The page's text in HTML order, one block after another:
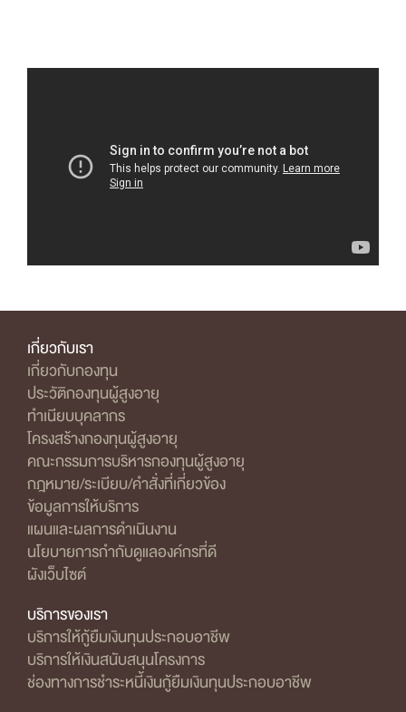
เกี่ยวกับเรา
เกี่ยวกับกองทุน
ประวัติกองทุนผู้สูงอายุ
ทำเนียบบุคลากร
โครงสร้างกองทุนผู้สูงอายุ
คณะกรรมการบริหารกองทุนผู้สูงอายุ
กฎหมาย/ระเบียบ/คำสั่งที่เกี่ยวข้อง
ข้อมูลการให้บริการ
แผนและผลการดำเนินงาน
นโยบายการกำกับดูแลองค์กรที่ดี
ผังเว็บไซต์
บริการของเรา
บริการให้กู้ยืมเงินทุนประกอบอาชีพ
บริการให้เงินสนับสนุนโครงการ
ช่องทางการชำระหนี้เงินกู้ยืมเงินทุนประกอบอาชีพ